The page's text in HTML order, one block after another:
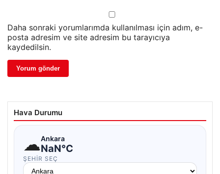
Daha sonraki yorumlarımda kullanılması için adım, e-
posta adresim ve site adresim bu tarayıcıya
kaydedilsin.
Hava Durumu
☁Ankara
NaN°C
ŞEHIR SEÇ